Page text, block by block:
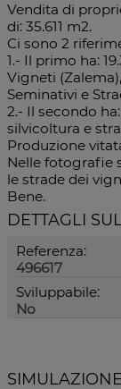
Vendita di
di: 35.611 m2.
Ci sono 2
1.- Il primo ha:
Vigneti
Seminativi e
2.- Il secondo
silvicoltura e
Produzione
Nelle fotografie
le strade dei
Bene.
DETTAGLI
Referenza:
496617
Sviluppabile:
No